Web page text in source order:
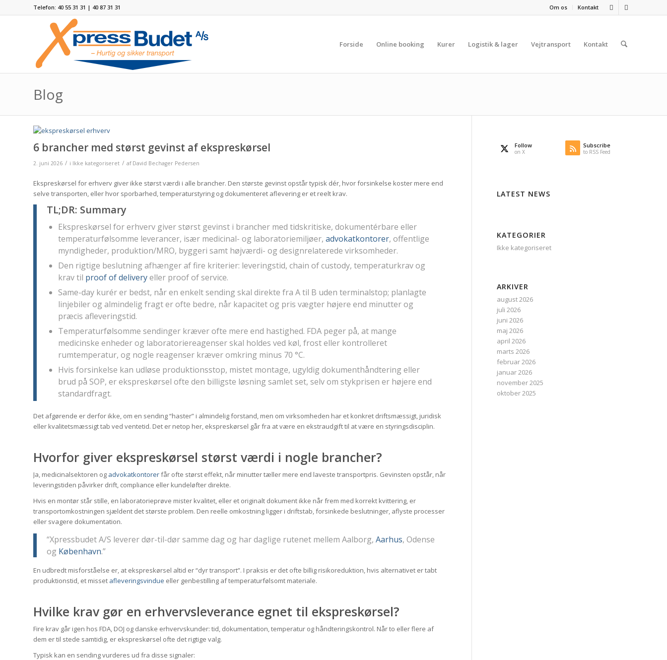
Om os Kontakt
Telefon: 40 55 31 31 | 40 87 31 31
Forside Online booking Kurer Logistik & lager Vejtransport Kontakt
Blog
6 brancher med størst gevinst af ekspreskørsel
2. juni 2026 / i Ikke kategoriseret / af David Bechager Pedersen
Ekspreskørsel for erhverv giver ikke størst værdi i alle brancher. Den største gevinst opstår typisk dér, hvor forsinkelse koster mere end
selve transporten, eller hvor sporbarhed, temperaturstyring og dokumenteret aflevering er et reelt krav.
TL;DR: Summary
Ekspreskørsel for erhverv giver størst gevinst i brancher med tidskritiske, dokumentérbare eller
temperaturfølsomme leverancer, især medicinal- og laboratoriemiljøer,advokatkontorer, offentlige
myndigheder, produktion/MRO, byggeri samt højværdi- og designrelaterede virksomheder.
Den rigtige beslutning afhænger af fire kriterier: leveringstid, chain of custody, temperaturkrav og
krav til proof of deliveryeller proof of service.
Same-day kurér er bedst, når en enkelt sending skal direkte fra A til B uden terminalstop; planlagte
linjebiler og almindelig fragt er ofte bedre, når kapacitet og pris vægter højere end minutter og
præcis afleveringstid.
Temperaturfølsomme sendinger kræver ofte mere end hastighed. FDA peger på, at mange
medicinske enheder og laboratoriereagenser skal holdes ved køl, frost eller kontrolleret
rumtemperatur, og nogle reagenser kræver omkring minus 70 °C.
Hvis forsinkelse kan udløse produktionsstop, mistet montage, ugyldig dokumenthåndtering eller
brud på SOP, er ekspreskørsel ofte den billigste løsning samlet set, selv om stykprisen er højere end
standardfragt.
Det afgørende er derfor ikke, om en sending “haster” i almindelig forstand, men om virksomheden har et konkret driftsmæssigt, juridisk
eller kvalitetsmæssigt tab ved ventetid. Det er netop her, ekspreskørsel går fra at være en ekstraudgift til at være en styringsdisciplin.
Hvorfor giver ekspreskørsel størst værdi i nogle brancher?
Ja, medicinalsektoren og advokatkontorerfår ofte størst effekt, når minutter tæller mere end laveste transportpris. Gevinsten opstår, når
leveringstiden påvirker drift, compliance eller kundeløfter direkte.
Hvis en montør står stille, en laboratorieprøve mister kvalitet, eller et originalt dokument ikke når frem med korrekt kvittering, er
transportomkostningen sjældent det største problem. Den reelle omkostning ligger i driftstab, forsinkede beslutninger, aflyste processer
eller svagere dokumentation.
“Xpressbudet A/S leverer dør-til-dør samme dag og har daglige rutenet mellem Aalborg, Aarhus, Odense
og København.”
En udbredt misforståelse er, at ekspreskørsel altid er “dyr transport”. I praksis er det ofte billig risikoreduktion, hvis alternativet er tabt
produktionstid, et misset afleveringsvindue eller genbestilling af temperaturfølsomt materiale.
Hvilke krav gør en erhvervsleverance egnet til ekspreskørsel?
Fire krav går igen hos FDA, DOJ og danske erhvervskunder: tid, dokumentation, temperatur og håndteringskontrol. Når to eller flere af
dem er til stede samtidig, er ekspreskørsel ofte det rigtige valg.
Typisk kan en sending vurderes ud fra disse signaler:
Follow
on X
Subscribe
to RSS Feed
LATEST NEWS
KATEGORIER
Ikke kategoriseret
ARKIVER
august 2026
juli 2026
juni 2026
maj 2026
april 2026
marts 2026
februar 2026
januar 2026
november 2025
oktober 2025